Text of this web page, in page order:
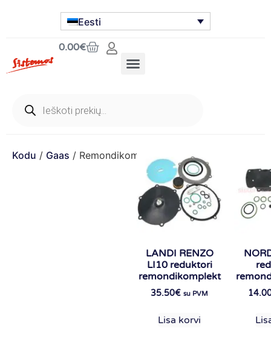
Eesti
0.00€
Kodu / Gaas / Remondikomplekt
LANDI RENZO
LI10 reduktori
remondikomplekt
35.50€ su PVM
Lisa korvi